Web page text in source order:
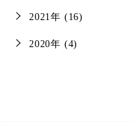
2021年 (16)
2020年 (4)